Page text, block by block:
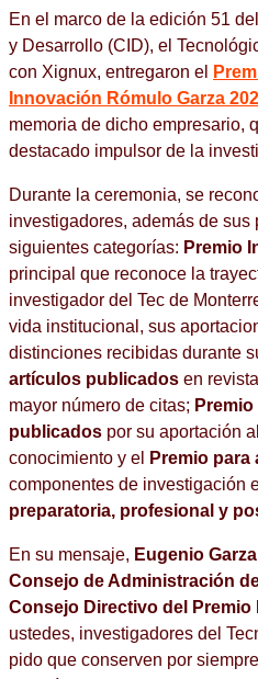
En el marco de la edición 51
y Desarrollo (CID), el
con Xignux, entregaron el
Innovación Rómulo Garza
memoria de dicho empresario,
destacado impulsor de la
Durante la ceremonia, se
investigadores, además de
siguientes categorías: Premio
principal que reconoce la
investigador del Tec de
vida institucional, sus
distinciones recibidas durante
artículos publicados en
mayor número de citas;
publicados por su aportación
conocimiento y el
Premio
componentes de investigación
preparatoria, profesional y
En su mensaje, Eugenio
Consejo de Administración
Consejo Directivo del Premio
ustedes, investigadores del
pido que conserven por